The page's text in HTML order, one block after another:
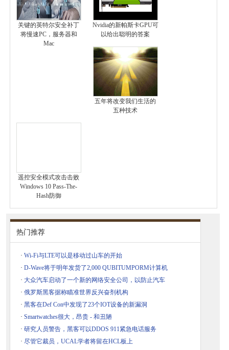
关键的英特尔安全补丁
将慢速PC，服务器和
Mac
Nvidia的新帕斯卡GPU可
以给出聪明的答案
五年将改变我们生活的
五种技术
遥控安全模式攻击击败
Windows 10 Pass-The-
Hash防御
热门推荐
· Wi-Fi与LTE可以是移动过山车的开始
· D-Wave将于明年发货了2,000 QUBITUMPORM计算机
· 大众汽车启动了一个新的网络安全公司，以防止汽车
· 俄罗斯黑客据称瞄准世界反兴奋剂机构
· 黑客在Def Con中发现了23个IOT设备的新漏洞
· Smartwatches很大，昂贵 - 和丑陋
· 研究人员警告，黑客可以DDOS 911紧急电话服务
· 尽管它裁员，UCAL学者将留在HCL板上